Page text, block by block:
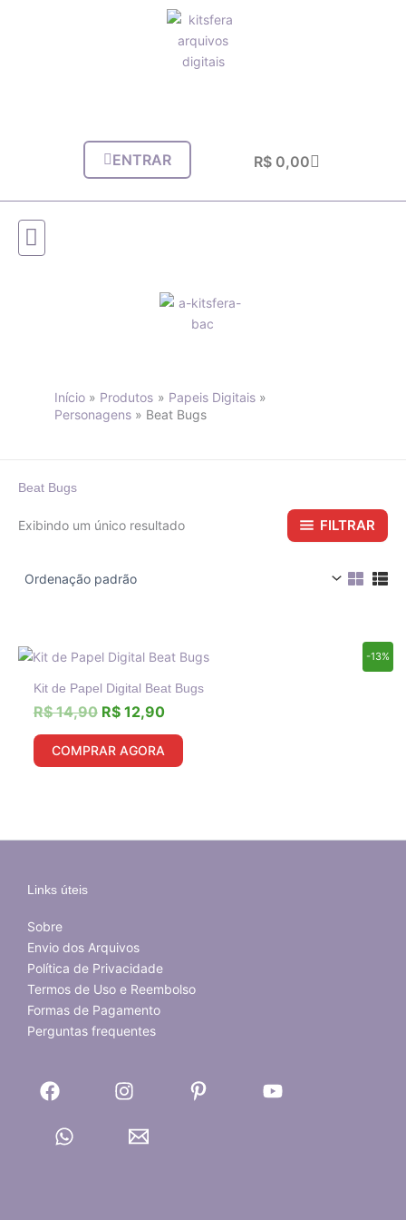
ENTRAR R$ 0,00Carrinho
Início Produtos
Papeis Digitais
Personagens
Beat Bugs
Beat Bugs
Exibindo um único resultado FILTRAR
-13%
Kit de Papel Digital Beat Bugs
R$14,90
O
original
era:
R$12,90
O
atual
é:
COMPRAR AGORA
Links úteis
Sobre
Envio dos Arquivos
Política de Privacidade
Termos de Uso e Reembolso
Formas de Pagamento
Perguntas frequentes